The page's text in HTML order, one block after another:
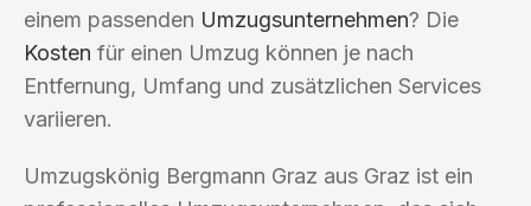
einem passenden Umzugsunternehmen? Die
Kosten für einen Umzug können je nach
Entfernung, Umfang und zusätzlichen Services
variieren.
Umzugskönig Bergmann Graz aus Graz ist ein